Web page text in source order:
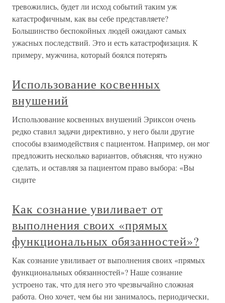
тревожились, будет ли исход событий таким уж
катастрофичным, как вы себе представляете?
Большинство беспокойных людей ожидают самых
ужасных последствий. Это и есть катастрофизация. К
примеру, мужчина, который боялся потерять
Использование косвенных
внушений
Использование косвенных внушений Эриксон очень
редко ставил задачи директивно, у него были другие
способы взаимодействия с пациентом. Например, он мог
предложить несколько вариантов, объясняя, что нужно
сделать, и оставляя за пациентом право выбора: «Вы
сидите
Как сознание увиливает от
выполнения своих «прямых
функциональных обязанностей»?
Как сознание увиливает от выполнения своих «прямых
функциональных обязанностей»? Наше сознание
устроено так, что для него это чрезвычайно сложная
работа. Оно хочет, чем бы ни занималось, периодически,